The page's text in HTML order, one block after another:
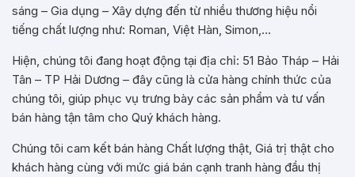
sáng – Gia dụng – Xây dựng đến từ nhiều thương hiệu nổi
tiếng chất lượng như: Roman, Việt Hàn, Simon,…
Hiện, chúng tôi đang hoạt động tại địa chỉ: 51 Bảo Tháp – Hải
Tân – TP Hải Dương – đây cũng là cửa hàng chính thức của
chúng tôi, giúp phục vụ trưng bày các sản phẩm và tư vấn
bán hàng tận tâm cho Quý khách hàng.
Chúng tôi cam kết bán hàng Chất lượng thật, Giá trị thật cho
khách hàng cùng với mức giá bán cạnh tranh hàng đầu thị